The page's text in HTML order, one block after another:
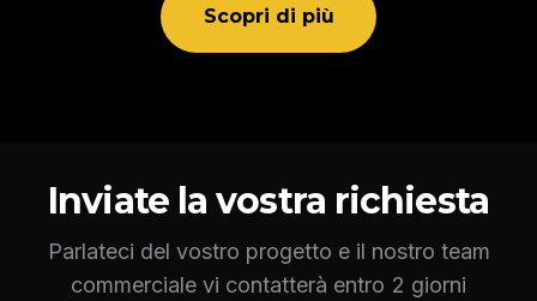
Scopri di più
Inviate la vostra richiesta
Parlateci del vostro progetto e il nostro team
commerciale vi contatterà entro 2 giorni